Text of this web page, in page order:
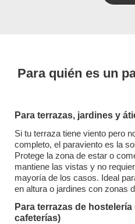
Para quién es un
Para terrazas, jardines y
Si tu terraza tiene viento pero
completo, el paraviento es la
Protege la zona de estar o
mantiene las vistas y no
mayoría de los casos. Ideal
en altura o jardines con zonas
Para terrazas de
cafeterías)